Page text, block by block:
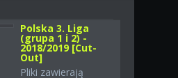
Polska 3. Liga
(grupa 1 i 2) -
2018/2019 [Cut-
Out]
Pliki zawierają